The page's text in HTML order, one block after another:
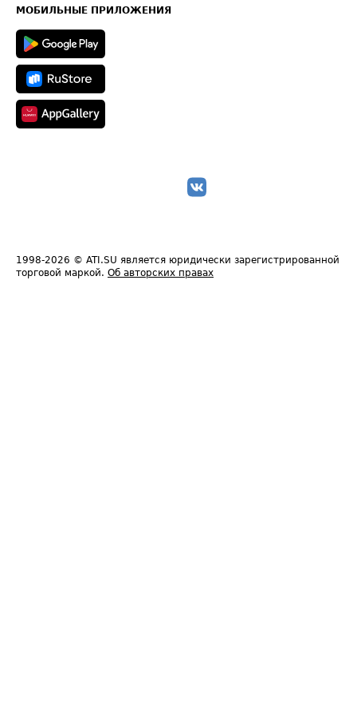
Техническая информация
МОБИЛЬНЫЕ ПРИЛОЖЕНИЯ
1998-2026 © ATI.SU является юридически зарегистрированной
торговой маркой. Об авторских правах